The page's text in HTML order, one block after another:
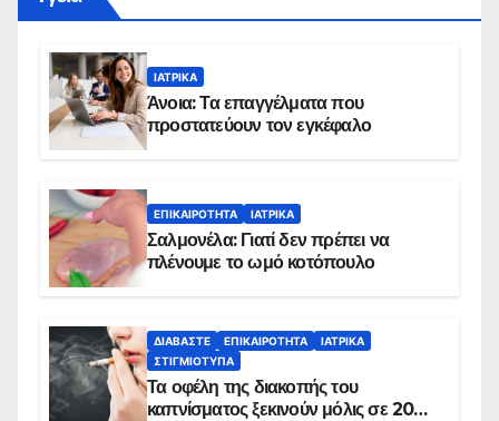
ΙΑΤΡΙΚΆ
Άνοια: Τα επαγγέλματα που
προστατεύουν τον εγκέφαλο
ΕΠΙΚΑΙΡΌΤΗΤΑ ΙΑΤΡΙΚΆ
Σαλμονέλα: Γιατί δεν πρέπει να
πλένουμε το ωμό κοτόπουλο
ΔΙΑΒΆΣΤΕ ΕΠΙΚΑΙΡΌΤΗΤΑ
ΙΑΤΡΙΚΆ
ΣΤΙΓΜΙΌΤΥΠΑ
Τα οφέλη της διακοπής του
καπνίσματος ξεκινούν μόλις σε 20